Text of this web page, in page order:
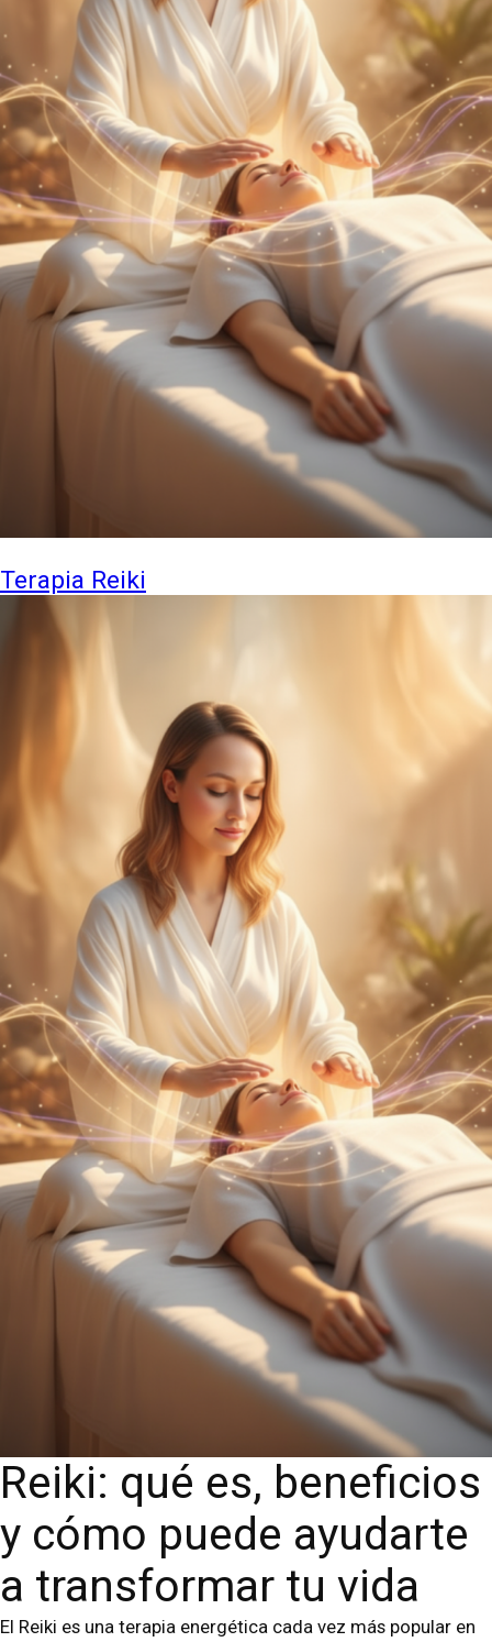
Terapia Reiki
Reiki: qué es, beneficios
y cómo puede ayudarte
a transformar tu vida
El Reiki es una terapia energética cada vez más popular en